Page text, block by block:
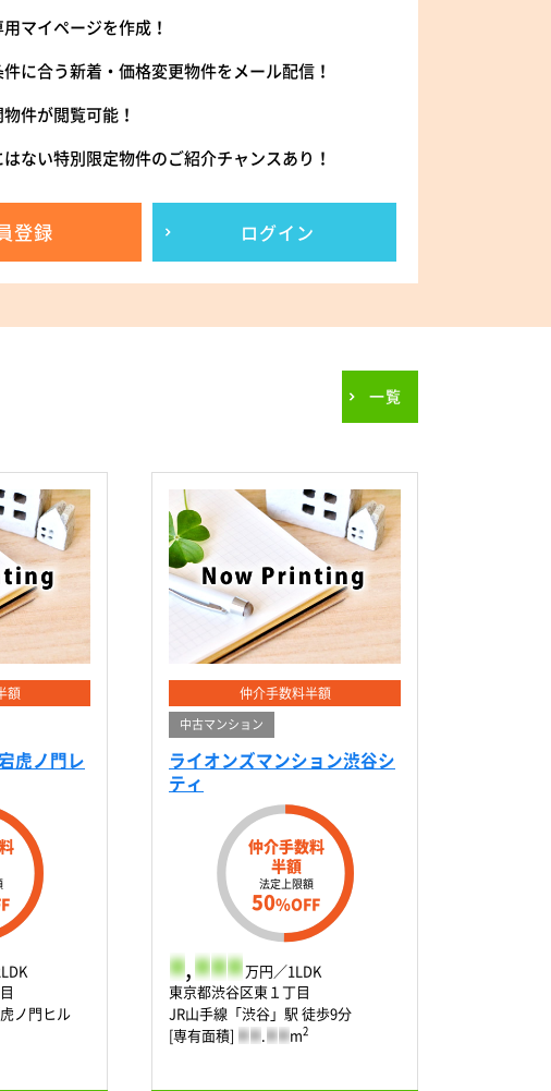
マイページを作成！
に合う新着・価格変更物件をメール配信！
件が閲覧可能！
ない特別限定物件のご紹介チャンスあり！
登録 ログイン
一覧
額
虎ノ門レ
ノ門ヒル
仲介手数料半額
中古マンション
ライオンズマンション渋谷シ
ティ
仲介手数料
半額
法定上限額
50%OFF
- ,- - - 万円／1LDK
東京都渋谷区東１丁目
JR山手線「渋谷」駅 徒歩9分
[専有面積] - - .- - m2